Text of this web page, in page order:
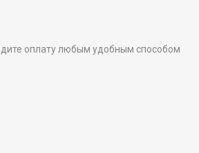
оплату любым удобным способом